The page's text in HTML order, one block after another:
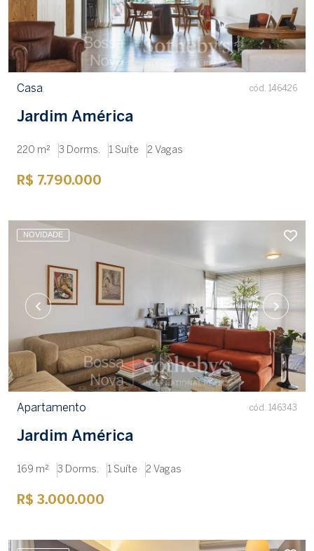
Casa cód. 146426
Jardim América
220 m² 3 Dorms. 1 Suíte 2 Vagas
R$ 7.790.000
NOVIDADE
Apartamento cód. 146343
Jardim América
169 m² 3 Dorms. 1 Suíte 2 Vagas
R$ 3.000.000